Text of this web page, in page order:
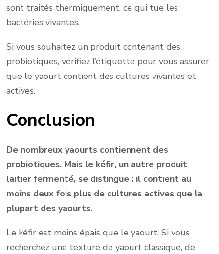
sont traités thermiquement, ce qui tue les
bactéries vivantes.
Si vous souhaitez un produit contenant des
probiotiques, vérifiez l’étiquette pour vous assurer
que le yaourt contient des cultures vivantes et
actives.
Conclusion
De nombreux yaourts contiennent des
probiotiques. Mais le kéfir, un autre produit
laitier fermenté, se distingue : il contient au
moins deux fois plus de cultures actives que la
plupart des yaourts.
Le kéfir est moins épais que le yaourt. Si vous
recherchez une texture de yaourt classique, de